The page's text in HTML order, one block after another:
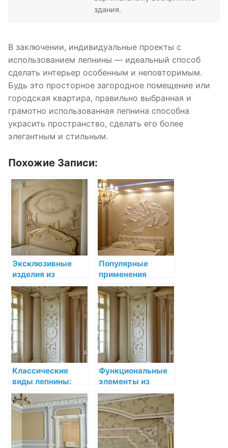
здания.
В заключении, индивидуальные проекты с
использованием лепнины — идеальный способ
сделать интерьер особенным и неповторимым.
Будь это просторное загородное помещение или
городская квартира, правильно выбранная и
грамотно использованная лепнина способна
украсить пространство, сделать его более
элегантным и стильным.
Похожие Записи:
Эксклюзивные
изделия из
лепнины как
элемент
интерьера
Популярные
применения
декоративной
лепнины в
современном
дизайне интерьера
Классические
виды лепнины:
эффектное
украшение
интерьера
Функциональные
элементы из
лепнины:
украшаем и
улучшаем
пространство